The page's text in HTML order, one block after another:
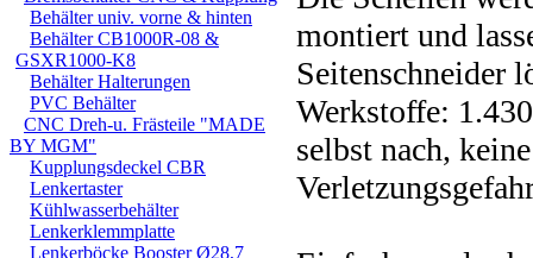
Behälter univ. vorne & hinten
Behälter CB1000R-08 &
GSXR1000-K8
Behälter Halterungen
PVC Behälter
CNC Dreh-u. Frästeile "MADE
BY MGM"
Kupplungsdeckel CBR
Lenkertaster
Kühlwasserbehälter
Lenkerklemmplatte
Lenkerböcke Booster Ø28,7
montiert und
Seitenschneider
Werkstoffe:
selbst nach,